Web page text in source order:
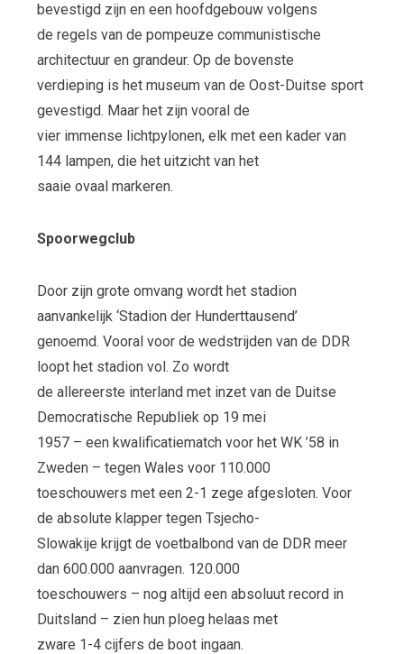
bevestigd zijn en een hoofdgebouw volgens
de regels van de pompeuze communistische
architectuur en grandeur. Op de bovenste
verdieping is het museum van de Oost-Duitse sport
gevestigd. Maar het zijn vooral de
vier immense lichtpylonen, elk met een kader van
144 lampen, die het uitzicht van het
saaie ovaal markeren.
Spoorwegclub
Door zijn grote omvang wordt het stadion
aanvankelijk ‘Stadion der Hunderttausend’
genoemd. Vooral voor de wedstrijden van de DDR
loopt het stadion vol. Zo wordt
de allereerste interland met inzet van de Duitse
Democratische Republiek op 19 mei
1957 – een kwalificatiematch voor het WK ’58 in
Zweden – tegen Wales voor 110.000
toeschouwers met een 2-1 zege afgesloten. Voor
de absolute klapper tegen Tsjecho-
Slowakije krijgt de voetbalbond van de DDR meer
dan 600.000 aanvragen. 120.000
toeschouwers – nog altijd een absoluut record in
Duitsland – zien hun ploeg helaas met
zware 1-4 cijfers de boot ingaan.